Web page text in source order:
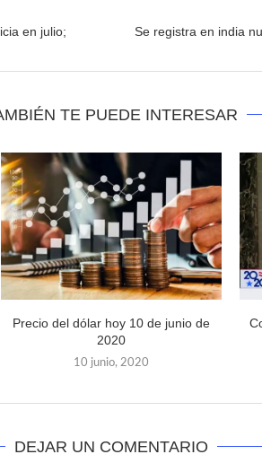
en julio;
Se registra en india
TE PUEDE INTERESAR
Precio del dólar hoy 10 de junio de
2020
10 junio, 2020
DEJAR UN COMENTARIO